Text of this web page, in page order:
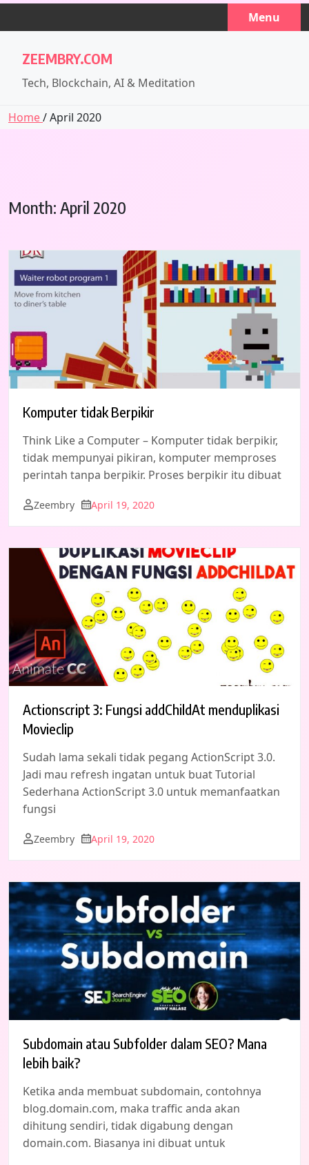
Skip
Menu
ZEEMBRY.COM
Tech, Blockchain, AI & Meditation
Home/ April 2020
Month: April 2020
Komputer tidak Berpikir
Think Like a Computer – Komputer tidak berpikir,
tidak mempunyai pikiran, komputer memproses
perintah tanpa berpikir. Proses berpikir itu dibuat
Zeembry April 19, 2020
Actionscript 3: Fungsi addChildAt menduplikasi
Movieclip
Sudah lama sekali tidak pegang ActionScript 3.0.
Jadi mau refresh ingatan untuk buat Tutorial
Sederhana ActionScript 3.0 untuk memanfaatkan
fungsi
Zeembry April 19, 2020
Subdomain atau Subfolder dalam SEO? Mana
lebih baik?
Ketika anda membuat subdomain, contohnya
blog.domain.com, maka traffic anda akan
dihitung sendiri, tidak digabung dengan
domain.com. Biasanya ini dibuat untuk